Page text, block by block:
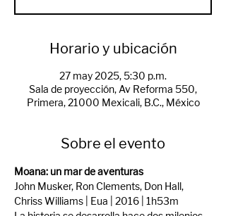
Horario y ubicación
27 may 2025, 5:30 p.m.
Sala de proyección, Av Reforma 550,
Primera, 21000 Mexicali, B.C., México
Sobre el evento
Moana: un mar de aventuras
John Musker, Ron Clements, Don Hall,
Chriss Williams | Eua | 2016 | 1h53m